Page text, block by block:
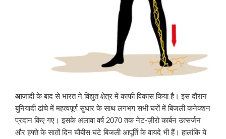
आज़ादी के बाद से भारत ने विद्युत क्षेत्र में काफी विकास किया है। इस दौरान
बुनियादी ढांचे में महत्वपूर्ण सुधार के साथ लगभग सभी घरों में बिजली कनेक्शन
प्रदान किए गए। इसके अलावा वर्ष 2070 तक नेट-ज़ीरो कार्बन उत्सर्जन
और हफ्ते के सातों दिन चौबीस घंटे बिजली आपूर्ति के वायदे भी हैं। हालांकि ये